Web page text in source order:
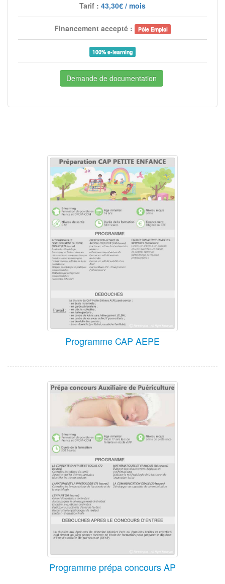
Tarif : 43,30€ / mois
Financement accepté : Pôle Emploi
100% e-learning
Demande de documentation
Programme CAP AEPE
Programme prépa concours AP